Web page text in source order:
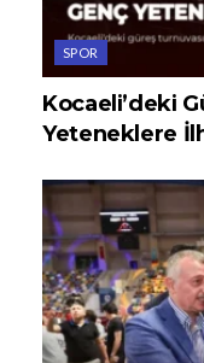
SPOR
Kocaeli’deki
Yeteneklere